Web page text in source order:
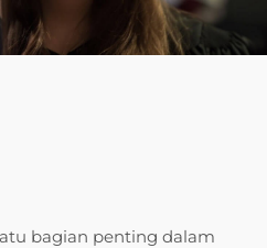
bagian penting dalam